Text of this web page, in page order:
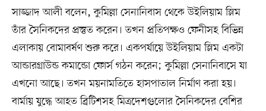
সাজ্জাদ আলী বলেন, কুমিল্লা সেনানিবাস থেকে উইলিয়াম স্লিম
তাঁর সৈনিকদের প্রস্তুত করেন। তখন প্রতিপক্ষও ফেনীসহ বিভিন্ন
এলাকায় বোমাবর্ষণ শুরু করে। একপর্যায়ে উইলিয়াম স্লিম একটা
আন্ডারগ্রাউন্ড কমান্ডো ফোর্স গঠন করেন; কুমিল্লা সেনানিবাসে যা
এখনো আছে। তখন ময়নামতিতে হাসপাতাল নির্মাণ করা হয়।
বার্মায় যুদ্ধে আহত ব্রিটিশসহ মিত্রদেশগুলোর সৈনিকদের বেশির